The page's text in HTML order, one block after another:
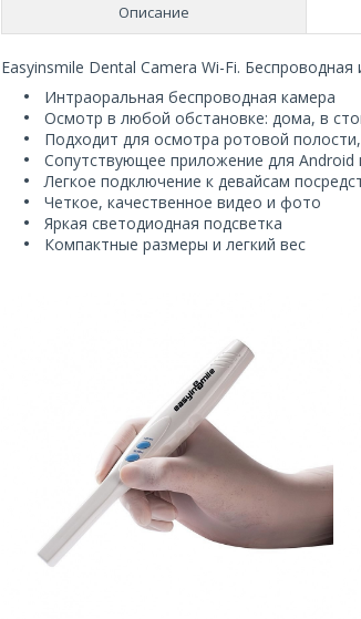
Описание
Easyinsmile Dental Camera Wi-Fi.
Интраоральная беспроводная камера
Осмотр в любой обстановке: дома, в
Подходит для осмотра ротовой
Сопутствующее приложение для Android
Легкое подключение к девайсам
Четкое, качественное видео и фото
Яркая светодиодная подсветка
Компактные размеры и легкий вес